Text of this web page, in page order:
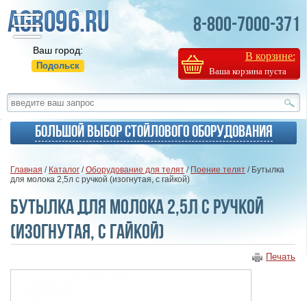
Ваш город:
Подольск
8-800-7000-371
В корзине:
Ваша корзина пуста
Большой выбор стойлового оборудования
Главная / Каталог /Оборудование для телят/Поение телят / Бутылка
для молока 2,5л с ручкой (изогнутая, с гайкой)
Бутылка для молока 2,5л с ручкой
(изогнутая, с гайкой)
Печать